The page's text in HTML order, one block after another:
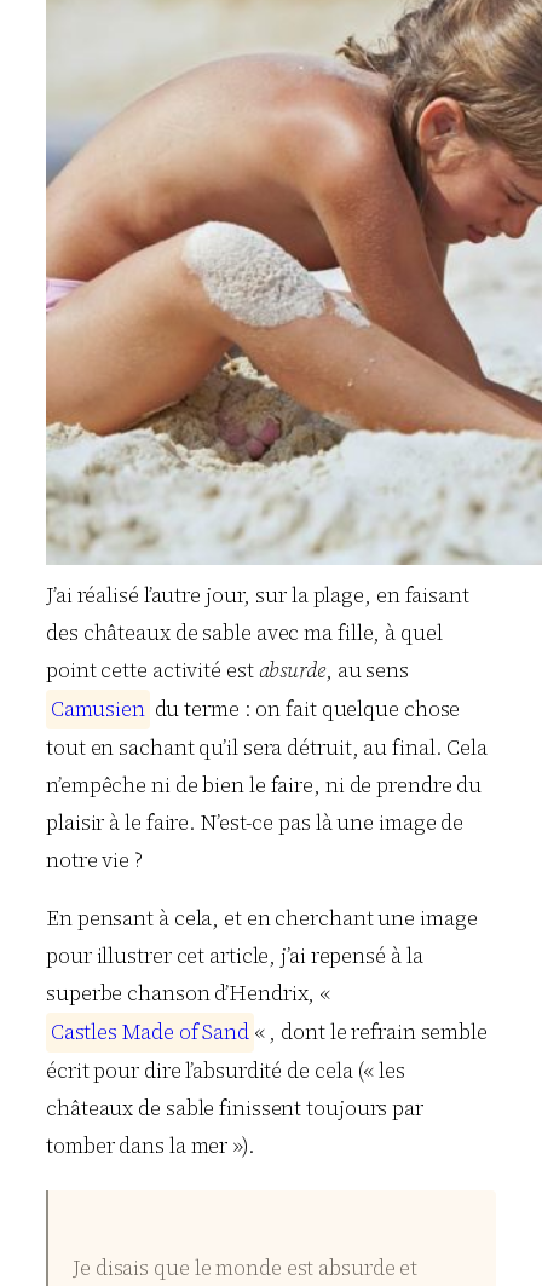
J’ai réalisé l’autre jour, sur la plage, en faisant
des châteaux de sable avec ma fille, à quel
point cette activité estabsurde, au sens
Camusien du terme : on fait quelque chose
tout en sachant qu’il sera détruit, au final. Cela
n’empêche ni de bien le faire, ni de prendre du
plaisir à le faire. N’est-ce pas là une image de
notre vie ?
En pensant à cela, et en cherchant une image
pour illustrer cet article, j’ai repensé à la
superbe chanson d’Hendrix, «
Castles Made ofSand « , dont le refrain semble
écrit pour dire l’absurdité de cela (« les
châteaux de sable finissent toujours par
tomber dans la mer »).
Je disais que le monde est absurde et